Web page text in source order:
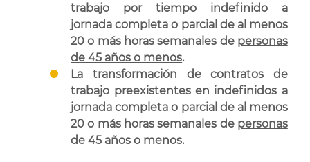
trabajo por tiempo indefinido a
jornada completa o parcial de al menos
20 o más horas semanales de personas
de 45 años o menos.
La transformación de contratos de
trabajo preexistentes en indefinidos a
jornada completa o parcial de al menos
20 o más horas semanales de personas
de 45 años o menos.